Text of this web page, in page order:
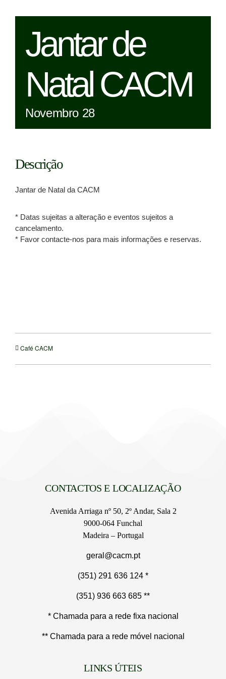
Jantar de
Natal CACM
Novembro 28
Descrição
Jantar de Natal da CACM
* Datas sujeitas a alteração e eventos sujeitos a
cancelamento.
* Favor contacte-nos para mais informações e reservas.
Café CACM
CONTACTOS E LOCALIZAÇÃO
Avenida Arriaga nº 50, 2º Andar, Sala 2
9000-064 Funchal
Madeira – Portugal
geral@cacm.pt
(351) 291 636 124 *
(351) 936 663 685 **
* Chamada para a rede fixa nacional
** Chamada para a rede móvel nacional
LINKS ÚTEIS